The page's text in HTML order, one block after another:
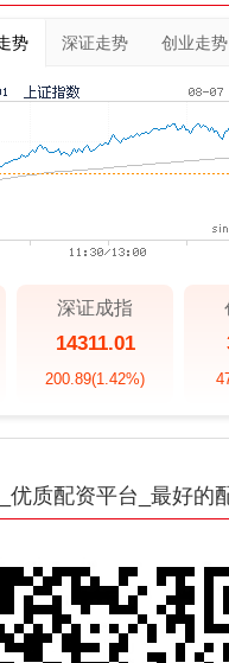
势 深证走势 创业走势
深证成指
14311.01
200.89(1.42%)
优质配资平台_最好的